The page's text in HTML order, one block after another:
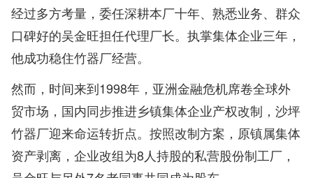
经过多方考量，委任深耕本厂十年、熟悉业务、群众
口碑好的吴金旺担任代理厂长。执掌集体企业三年，
他成功稳住竹器厂经营。
然而，时间来到1998年，亚洲金融危机席卷全球外
贸市场，国内同步推进乡镇集体企业产权改制，沙坪
竹器厂迎来命运转折点。按照改制方案，原镇属集体
资产剥离，企业改组为8人持股的私营股份制工厂，